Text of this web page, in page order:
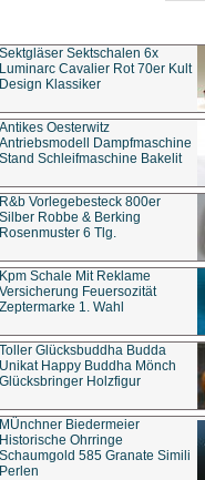
Sektgläser Sektschalen 6x
Luminarc Cavalier Rot 70er Kult
Design Klassiker
Antikes Oesterwitz
Antriebsmodell Dampfmaschine
Stand Schleifmaschine Bakelit
R&b Vorlegebesteck 800er
Silber Robbe & Berking
Rosenmuster 6 Tlg.
Kpm Schale Mit Reklame
Versicherung Feuersozität
Zeptermarke 1. Wahl
Toller Glücksbuddha Budda
Unikat Happy Buddha Mönch
Glücksbringer Holzfigur
MÜnchner Biedermeier
Historische Ohrringe
Schaumgold 585 Granate Simili
Perlen